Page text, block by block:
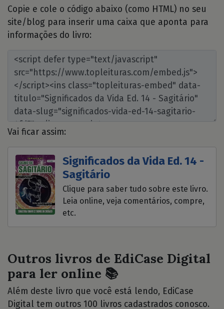
Copie e cole o código abaixo (como HTML) no seu
site/blog para inserir uma caixa que aponta para
informações do livro:
Vai ficar assim:
Significados da Vida Ed. 14 -
Sagitário
Clique para saber tudo sobre este livro.
Leia online, veja comentários, compre,
etc.
Outros livros de EdiCase Digital
para ler online 📚
Além deste livro que você está lendo, EdiCase
Digital tem outros 100 livros cadastrados conosco.